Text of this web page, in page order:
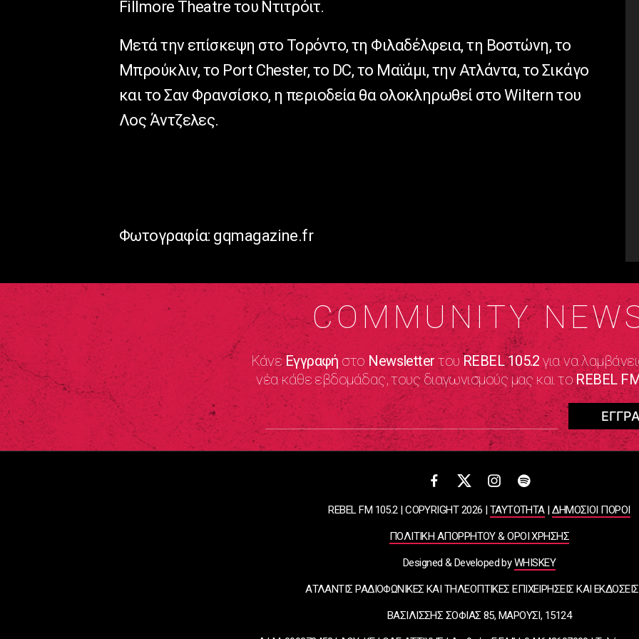
Fillmore Theatre του Ντιτρόιτ.
Μετά την επίσκεψη στο Τορόντο, τη Φιλαδέλφεια, τη Βοστώνη, το
Μπρούκλιν, το Port Chester, το DC, το Μαϊάμι, την Ατλάντα, το Σικάγο
και το Σαν Φρανσίσκο, η περιοδεία θα ολοκληρωθεί στο Wiltern του
Λος Άντζελες.
Φωτογραφία: gqmagazine.fr
COMMUNITY
ΚάνεΕγγραφή στο Newsletter τουREBEL 105.2 για να
νέα κάθε εβδομάδας, τους διαγωνισμούς μας και τοREBEL
REBEL FM 105.2 | COPYRIGHT 2026 | ΤΑΥΤΟΤΗΤΑ|ΔΗΜΟΣΙΟΙ ΠΟΡΟΙ
ΠΟΛΙΤΙΚΗ ΑΠΟΡΡΗΤΟΥ & ΟΡΟΙ ΧΡΗΣΗΣ
Designed & Developed byWHISKEY
ΑΤΛΑΝΤΙΣ ΡΑΔΙΟΦΩΝΙΚΕΣ ΚΑΙ ΤΗΛΕΟΠΤΙΚΕΣ ΕΠΙΧΕΙΡΗΣΕΙΣ ΚΑΙ
ΒΑΣΙΛΙΣΣΗΣ ΣΟΦΙΑΣ 85, ΜΑΡΟΥΣΙ, 15124